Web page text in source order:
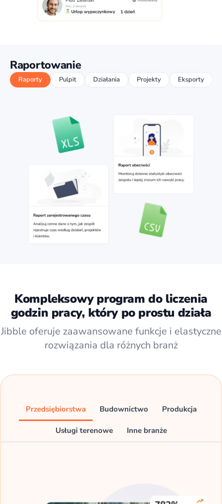
Raportowanie
Raporty Pulpit Działania Projekty Eksporty
Kompleksowy program do liczenia
godzin pracy, który po prostu działa
Jibble oferuje zaawansowane funkcje i elastyczne
rozwiązania dla różnych branż
Przedsiębiorstwa Budownictwo Produkcja
Usługi terenowe Inne branże